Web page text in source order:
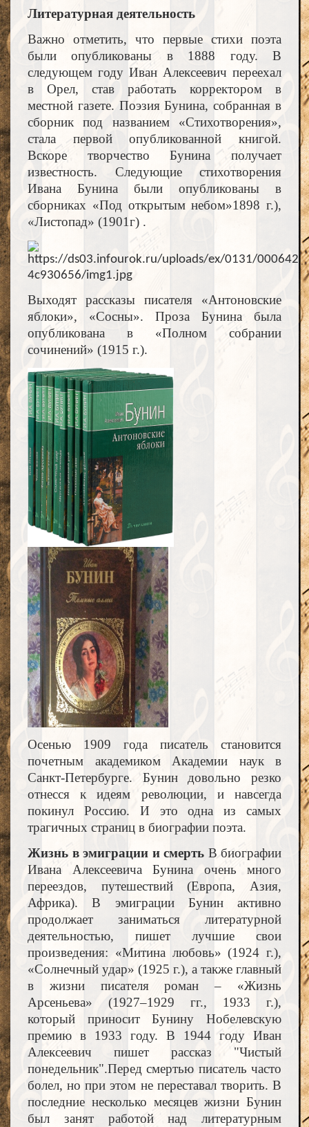
Литературная деятельность
Важно отметить, что первые стихи поэта
были опубликованы в 1888 году. В
следующем году Иван Алексеевич переехал
в Орел, став работать корректором в
местной газете. Поэзия Бунина, собранная в
сборник под названием «Стихотворения»,
стала первой опубликованной книгой.
Вскоре творчество Бунина получает
известность. Следующие стихотворения
Ивана Бунина были опубликованы в
сборниках «Под открытым небом»1898 г.),
«Листопад» (1901г) .
Выходят рассказы писателя «Антоновские
яблоки», «Сосны». Проза Бунина была
опубликована в «Полном собрании
сочинений» (1915 г.).
Осенью 1909 года писатель становится
почетным академиком Академии наук в
Санкт-Петербурге. Бунин довольно резко
отнесся к идеям революции, и навсегда
покинул Россию. И это одна из самых
трагичных страниц в биографии поэта.
Жизнь в эмиграции и смерть В биографии
Ивана Алексеевича Бунина очень много
переездов, путешествий (Европа, Азия,
Африка). В эмиграции Бунин активно
продолжает заниматься литературной
деятельностью, пишет лучшие свои
произведения: «Митина любовь» (1924 г.),
«Солнечный удар» (1925 г.), а также главный
в жизни писателя роман – «Жизнь
Арсеньева» (1927–1929 гг., 1933 г.),
который приносит Бунину Нобелевскую
премию в 1933 году. В 1944 году Иван
Алексеевич пишет рассказ "Чистый
понедельник".Перед смертью писатель часто
болел, но при этом не переставал творить. В
последние несколько месяцев жизни Бунин
был занят работой над литературным